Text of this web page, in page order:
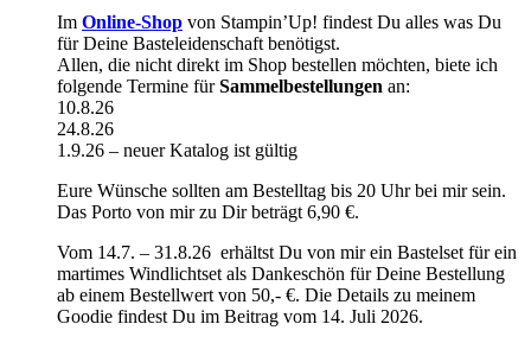
Im Online-Shop von Stampin’Up! findest Du alles was Du
für Deine Basteleidenschaft benötigst.
Allen, die nicht direkt im Shop bestellen möchten, biete ich
folgende Termine fürSammelbestellungen an:
10.8.26
24.8.26
1.9.26 – neuer Katalog ist gültig
Eure Wünsche sollten am Bestelltag bis 20 Uhr bei mir sein.
Das Porto von mir zu Dir beträgt 6,90 €.
Vom 14.7. – 31.8.26 erhältst Du von mir ein Bastelset für ein
martimes Windlichtset als Dankeschön für Deine Bestellung
ab einem Bestellwert von 50,- €. Die Details zu meinem
Goodie findest Du im Beitrag vom 14. Juli 2026.